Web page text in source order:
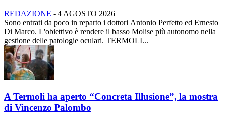
REDAZIONE - 4 AGOSTO 2026
Sono entrati da poco in reparto i dottori Antonio Perfetto ed Ernesto
Di Marco. L'obiettivo è rendere il basso Molise più autonomo nella
gestione delle patologie oculari. TERMOLI...
A Termoli ha aperto “Concreta Illusione”, la mostra
di Vincenzo Palombo